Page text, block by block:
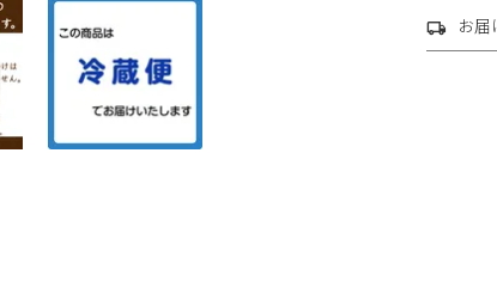
お